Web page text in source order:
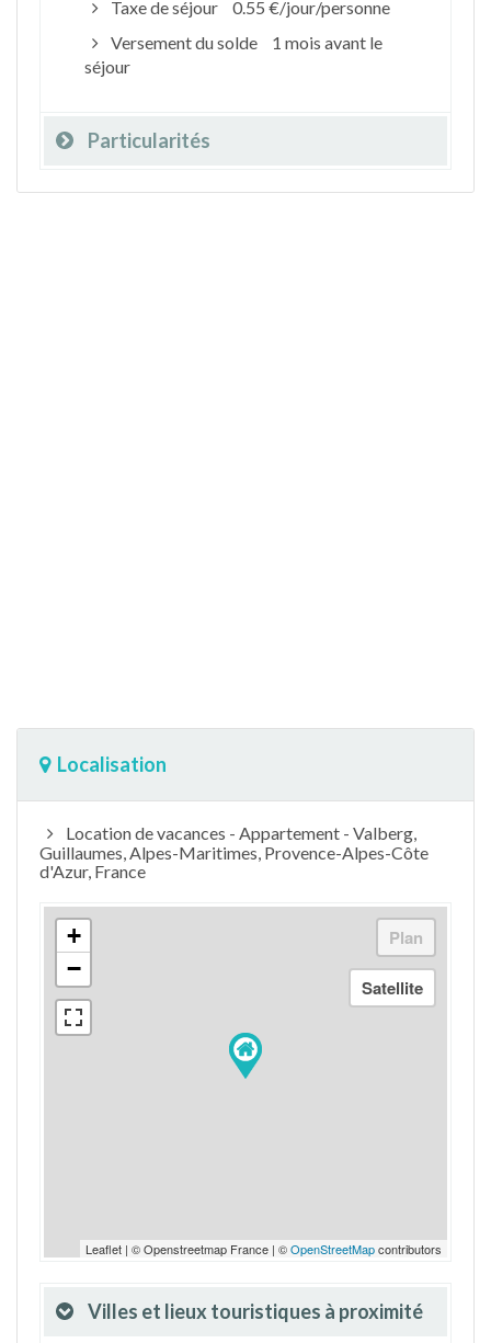
Taxe de séjour
0.55 €/jour/personne
Versement du solde
1 mois avant le
séjour
Particularités
Localisation
Location de vacances - Appartement - Valberg,
Guillaumes, Alpes-Maritimes, Provence-Alpes-Côte
d'Azur, France
+
−
Leaflet | © Openstreetmap France | ©OpenStreetMapcontributors
Villes et lieux touristiques à proximité